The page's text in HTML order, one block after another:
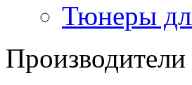
Тюнеры
Производители